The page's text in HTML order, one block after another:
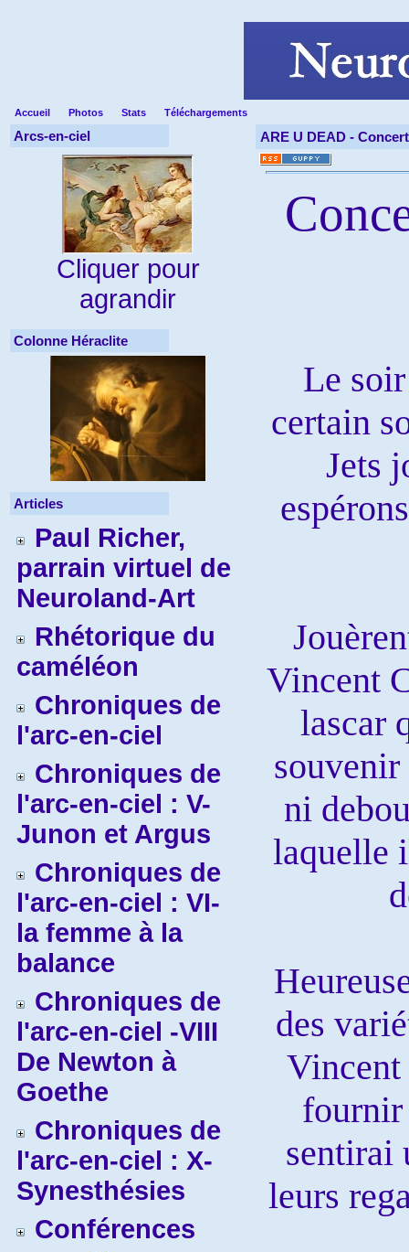
Accueil Photos Stats Téléchargements
Arcs-en-ciel
Cliquer pour
agrandir
Colonne Héraclite
Articles
Paul Richer,
parrain virtuel de
Neuroland-Art
Rhétorique du
caméléon
Chroniques de
l'arc-en-ciel
Chroniques de
l'arc-en-ciel : V-
Junon et Argus
Chroniques de
l'arc-en-ciel : VI-
la femme à la
balance
Chroniques de
l'arc-en-ciel -VIII
De Newton à
Goethe
Chroniques de
l'arc-en-ciel : X-
Synesthésies
Conférences
ARE U DEAD -
Le
certain
Jets
Vincent
lascar
ni
laquelle
des
Vincent
fournir
sentirai
leurs